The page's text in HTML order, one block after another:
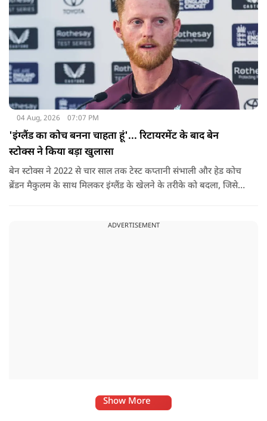
04 Aug, 2026 07:07 PM
'इंग्लैंड का कोच बनना चाहता हूं'... रिटायरमेंट के बाद बेन
स्टोक्स ने किया बड़ा खुलासा
बेन स्टोक्स ने 2022 से चार साल तक टेस्ट कप्तानी संभाली और हेड कोच
ब्रेंडन मैकुलम के साथ मिलकर इंग्लैंड के खेलने के तरीके को बदला, जिसे
ADVERTISEMENT
Show More